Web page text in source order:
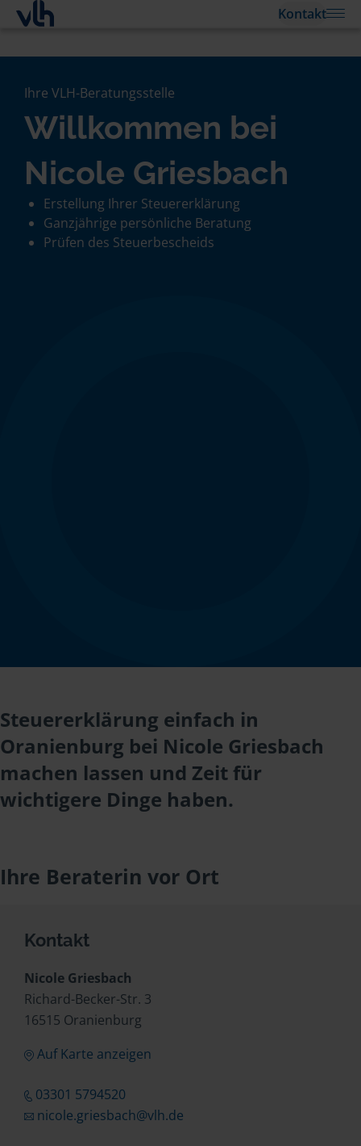
Kontakt
Ihre VLH-Beratungsstelle
Willkommen bei
Nicole Griesbach
Erstellung Ihrer Steuererklärung
Ganzjährige persönliche Beratung
Prüfen des Steuerbescheids
Steuererklärung einfach in
Oranienburg bei Nicole Griesbach
machen lassen und Zeit für
wichtigere Dinge haben.
Ihre Beraterin vor Ort
Kontakt
Nicole Griesbach
Richard-Becker-Str. 3
16515 Oranienburg
Auf Karte anzeigen
03301 5794520
nicole.griesbach@vlh.de